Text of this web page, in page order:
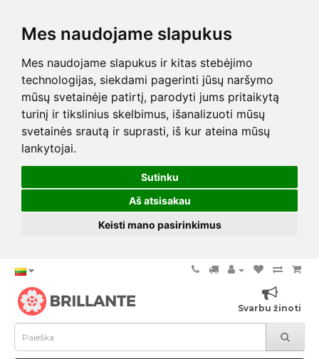
Mes naudojame slapukus
Mes naudojame slapukus ir kitas stebėjimo
technologijas, siekdami pagerinti jūsų naršymo
mūsų svetainėje patirtį, parodyti jums pritaikytą
turinį ir tikslinius skelbimus, išanalizuoti mūsų
svetainės srautą ir suprasti, iš kur ateina mūsų
lankytojai.
Sutinku
Aš atsisakau
Keisti mano pasirinkimus
Svarbu žinoti